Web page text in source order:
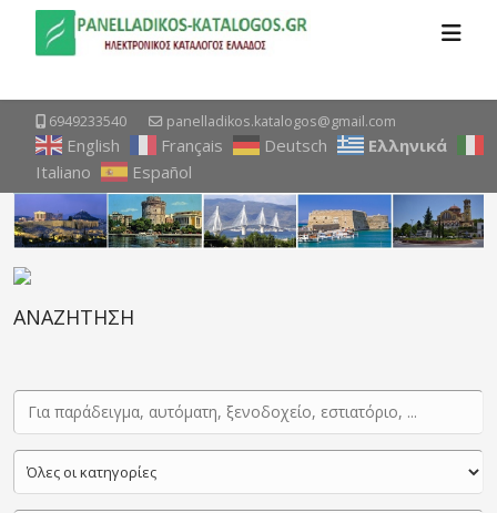
6949233540 panelladikos.katalogos@gmail.com
English Français Deutsch
Ελληνικά
Italiano
Español
ΑΝΑΖΗΤΗΣΗ